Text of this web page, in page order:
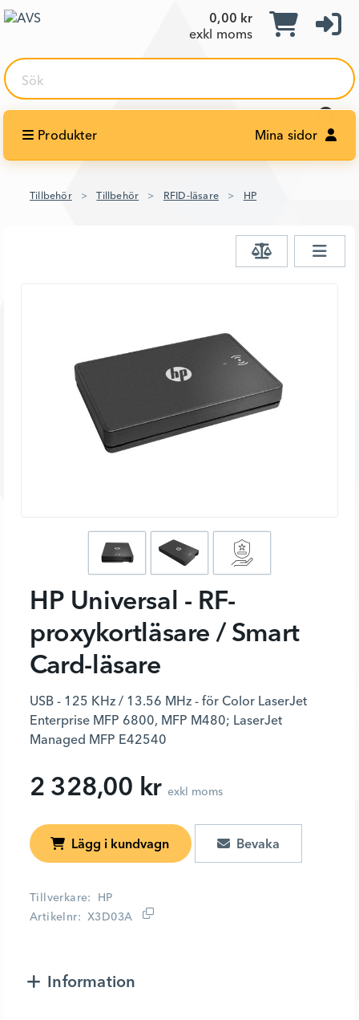
0,00 kr
exkl moms
Sök
Produkter Mina sidor
Tillbehör Tillbehör RFID-läsare HP
HP Universal - RF-
proxykortläsare / Smart
Card-läsare
USB - 125 KHz / 13.56 MHz - för Color LaserJet
Enterprise MFP 6800, MFP M480; LaserJet
Managed MFP E42540
Tillverkare
HP
Artikelnr
X3D03A
2 328,00 kr exkl moms
Lägg i kundvagn
Information